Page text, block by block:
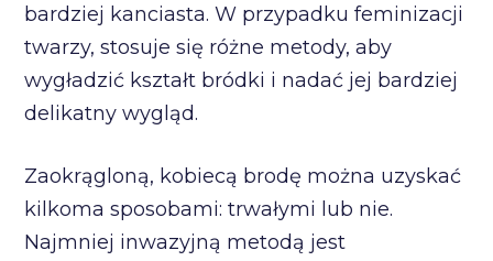
bardziej kanciasta. W przypadku feminizacji
twarzy, stosuje się różne metody, aby
wygładzić kształt bródki i nadać jej bardziej
delikatny wygląd.
Zaokrągloną, kobiecą brodę można uzyskać
kilkoma sposobami: trwałymi lub nie.
Najmniej inwazyjną metodą jest